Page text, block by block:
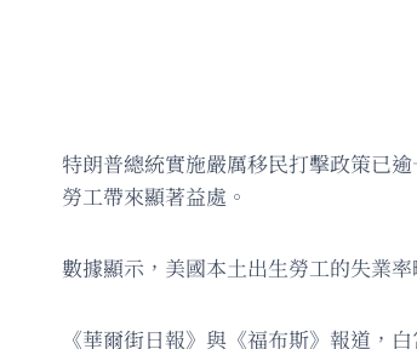
特朗普總統實施嚴厲移民打擊政策已
勞工帶來顯著益處。
數據顯示，美國本土出生勞工的失業
《華爾街日報》與《福布斯》報道，